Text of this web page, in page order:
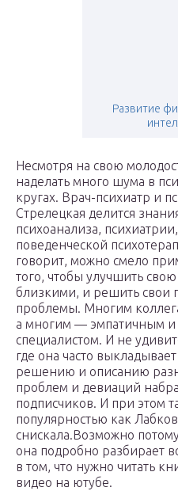
Развитие
Несмотря на свою
наделать много шума в
кругах. Врач-психиатр и
Стрелецкая делится
психоанализа,
поведенческой
говорит, можно смело
того, чтобы улучшить
близкими, и решить свои
проблемы. Многим
а многим — эмпатичным и
специалистом. И не
где она часто
решению и описанию
проблем и девиаций
подписчиков. И при этом
популярностью как
снискала.Возможно
она подробно разбирает
в том, что нужно читать
видео на ютубе.